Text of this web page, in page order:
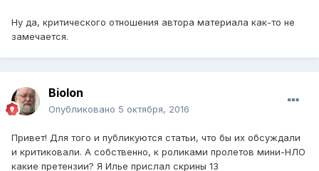
Ну да, критического отношения автора материала как-то не
замечается.
Biolon
Опубликовано 5 октября, 2016
Привет! Для того и публикуются статьи, что бы их обсуждали
и критиковали. А собственно, к роликами пролетов мини-НЛО
какие претензии? Я Илье прислал скрины 13